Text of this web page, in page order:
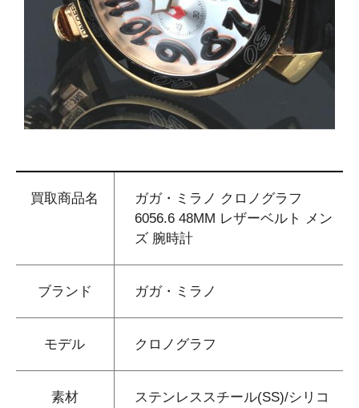
買取商品名
ガガ・ミラノ クロノグラフ
6056.6 48MM レザーベルト メン
ズ 腕時計
ブランド ガガ・ミラノ
モデル クロノグラフ
素材
ステンレススチール(SS)/シリコ